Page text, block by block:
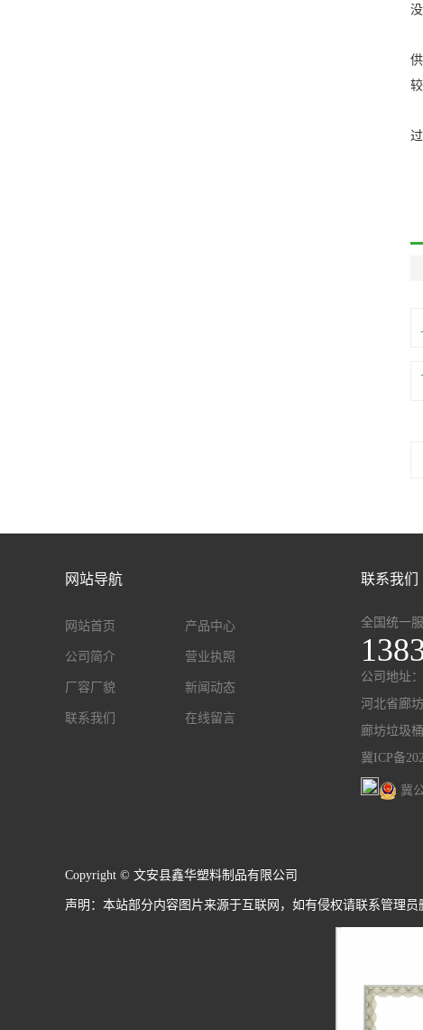
网站导航
网站首页 产品中心
公司简介 营业执照
厂容厂貌 新闻动态
联系我们 在线留言
联系我们
全国统一服
公司地址：
河北省廊
廊坊垃圾
冀ICP备
冀
Copyright © 文安县鑫华塑料制品有限公司
声明：本站部分内容图片来源于互联网，如有侵权请联系管理员